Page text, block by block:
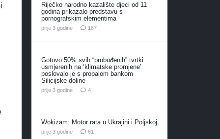
Riječko narodno kazalište djeci od 11
godina prikazalo predstavu s
pornografskim elementima
prije 3 godine 187komentara
Gotovo 50% svih “probuđenih” tvrtki
usmjerenih na ‘klimatske promjene’
poslovalo je s propalom bankom
Silicijske doline
prije 3 godine 4komentara
Wokizam: Motor rata u Ukrajini i Poljskoj
prije 3 godine 61